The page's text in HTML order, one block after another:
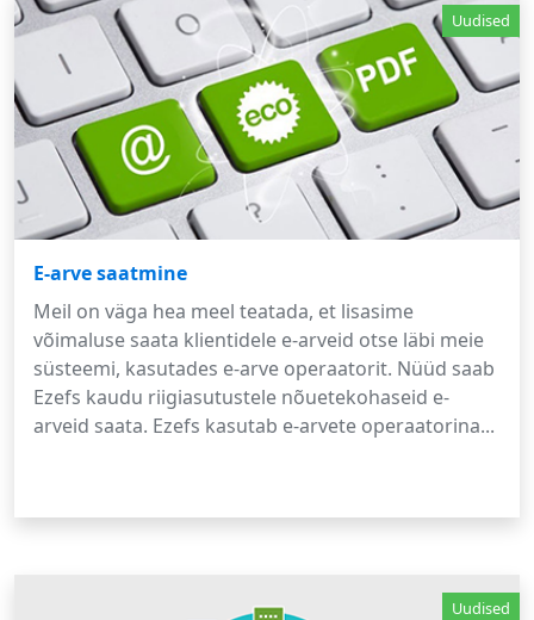
E-arve saatmine
Uudised
Meil on väga hea meel teatada, et lisasime
võimaluse saata klientidele e-arveid otse läbi meie
süsteemi, kasutades e-arve operaatorit. Nüüd saab
Ezefs kaudu riigiasutustele nõuetekohaseid e-
arveid saata. Ezefs kasutab e-arvete operaatorina...
Uudised